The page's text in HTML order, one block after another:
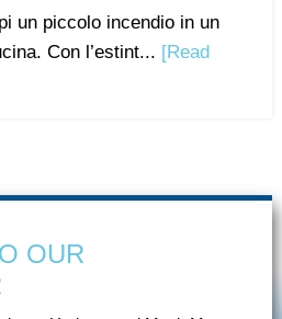
un piccolo incendio in un
Con l’estint... [Read
OUR